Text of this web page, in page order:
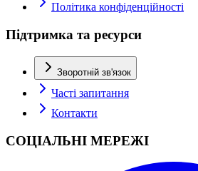
Політика конфіденційності
Підтримка та ресурси
Зворотній зв'язок
Часті запитання
Контакти
СОЦІАЛЬНІ МЕРЕЖІ